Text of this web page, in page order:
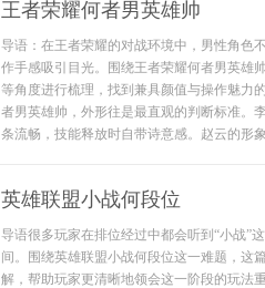
王者荣耀何者男英雄帅
导语：在王者荣耀的对战环境中，男性角色
作手感吸引目光。围绕王者荣耀何者男英雄
等角度进行梳理，找到兼具颜值与操作魅力
者男英雄帅，外形往是最直观的判断标准。
条流畅，技能释放时自带诗意感。赵云的形
英雄联盟小战何段位
导语很多玩家在排位经过中都会听到“小战”
间。围绕英雄联盟小战何段位这一难题，这
解，帮助玩家更清晰地领会这一阶段的玩法